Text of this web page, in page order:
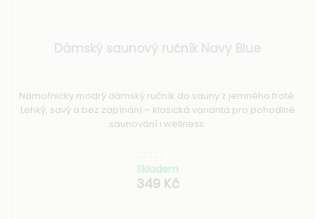
Dámský saunový ručník Navy Blue
Námořnicky modrý dámský ručník do sauny z jemného froté.
Lehký, savý a bez zapínání – klasická varianta pro pohodlné
saunování i wellness.
Skladem
349 Kč